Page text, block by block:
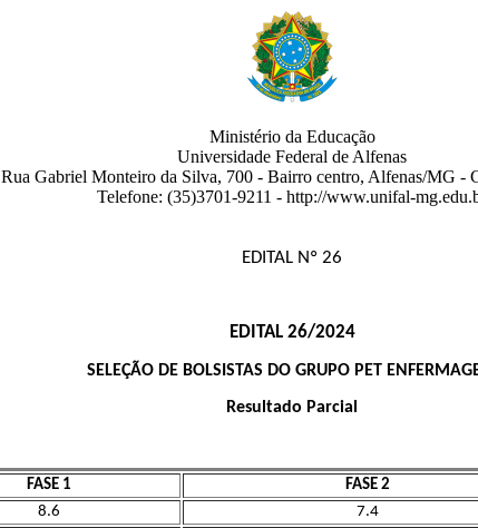
Ministério da Educação
Universidade Federal de Alfenas
Rua Gabriel Monteiro da Silva, 700 - Bairro centro, Alfenas/MG -
Telefone: (35)3701-9211 - http://www.unifal-
EDITAL Nº 26
EDITAL 26/2024
SELEÇÃO DE BOLSISTAS DO GRUPO PET
Resultado Parcial
FASE 1
FASE 2
8.6
7.4